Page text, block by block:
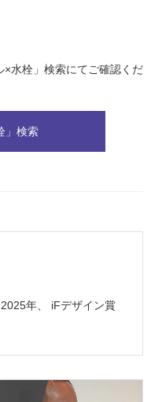
水栓」検索にてご確認くだ
」検索
2025年、 iFデザイン賞